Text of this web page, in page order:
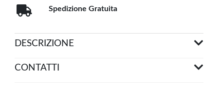
Spedizione Gratuita
DESCRIZIONE
CONTATTI